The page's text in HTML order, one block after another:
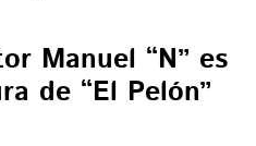
Manuel “N” es
de “El Pelón”